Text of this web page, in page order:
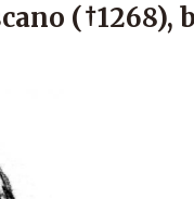
(†1268),